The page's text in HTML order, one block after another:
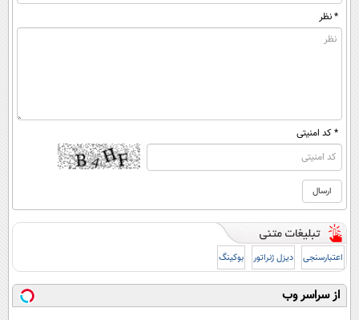
* نظر
* کد امنیتی
اعتبارسنجی دیزل ژنراتور بوکینگ
از سراسر وب